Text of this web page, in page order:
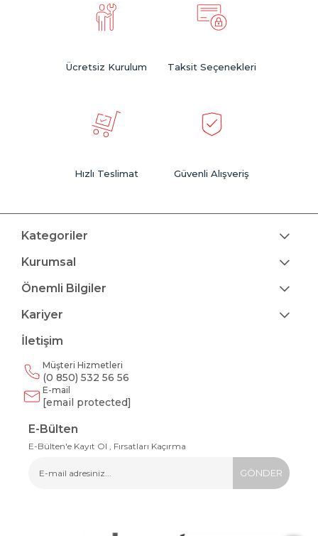
Ücretsiz Kurulum Taksit Seçenekleri
Hızlı Teslimat Güvenli Alışveriş
Kategoriler
Kurumsal
Önemli Bilgiler
Kariyer
İletişim
Müşteri Hizmetleri
(0 850) 532 56 56
E-mail
[email protected]
E-Bülten
E-Bülten'e Kayıt Ol , Fırsatları Kaçırma
GÖNDER